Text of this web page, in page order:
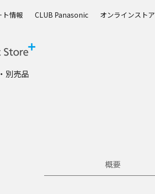
ト情報 CLUB Panasonic オンラインストア
別売品
概要